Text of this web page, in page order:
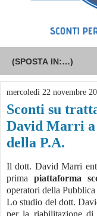
mercoledì 22 novembre
Sconti su
David Marri a
della P.A.
Il dott. David Marri
prima piattaforma
operatori della
Lo studio del dott.
per la riabilitazione